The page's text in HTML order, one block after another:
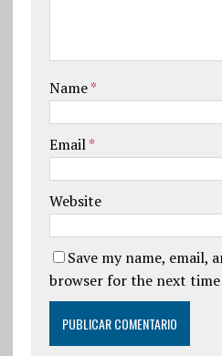
Name*
Email*
Website
Save my name, email,
browser for the next